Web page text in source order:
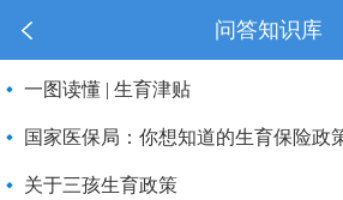
问答知识库
一图读懂 | 生育津贴
关于三孩生育政策